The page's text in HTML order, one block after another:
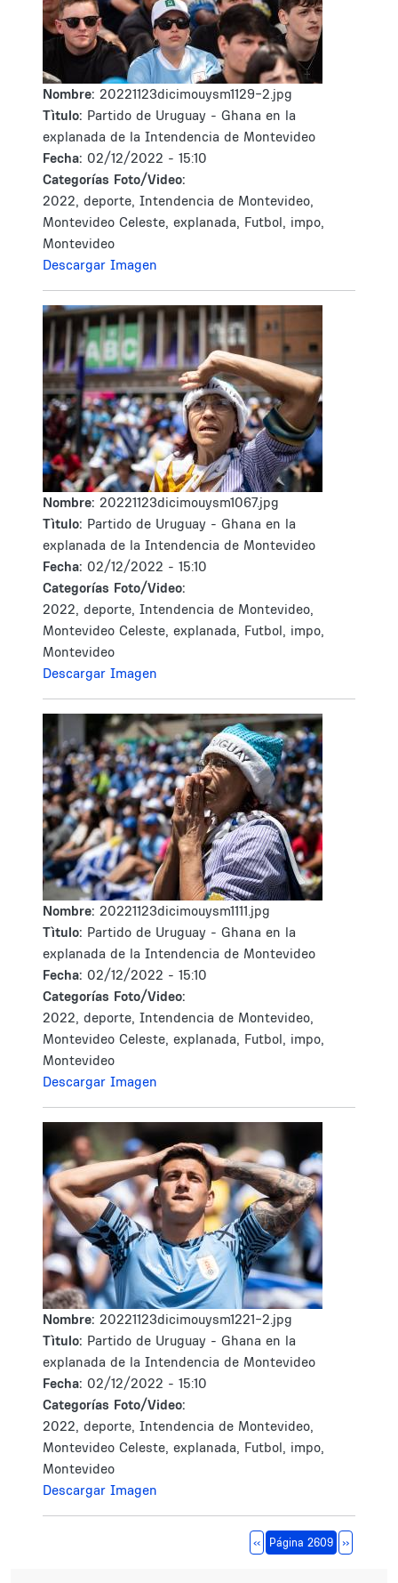
Nombre: 20221123dicimouysm1129-2.jpg
Tìtulo: Partido de Uruguay - Ghana en la
explanada de la Intendencia de Montevideo
Fecha: 02/12/2022 - 15:10
Categorías Foto/Video:
2022, deporte, Intendencia de Montevideo,
Montevideo Celeste, explanada, Futbol, impo,
Montevideo
Descargar Imagen
Nombre: 20221123dicimouysm1067.jpg
Tìtulo: Partido de Uruguay - Ghana en la
explanada de la Intendencia de Montevideo
Fecha: 02/12/2022 - 15:10
Categorías Foto/Video:
2022, deporte, Intendencia de Montevideo,
Montevideo Celeste, explanada, Futbol, impo,
Montevideo
Descargar Imagen
Nombre: 20221123dicimouysm1111.jpg
Tìtulo: Partido de Uruguay - Ghana en la
explanada de la Intendencia de Montevideo
Fecha: 02/12/2022 - 15:10
Categorías Foto/Video:
2022, deporte, Intendencia de Montevideo,
Montevideo Celeste, explanada, Futbol, impo,
Montevideo
Descargar Imagen
Nombre: 20221123dicimouysm1221-2.jpg
Tìtulo: Partido de Uruguay - Ghana en la
explanada de la Intendencia de Montevideo
Fecha: 02/12/2022 - 15:10
Categorías Foto/Video:
2022, deporte, Intendencia de Montevideo,
Montevideo Celeste, explanada, Futbol, impo,
Montevideo
Descargar Imagen
Página anterior
‹‹ Página 2609 Siguiente
››